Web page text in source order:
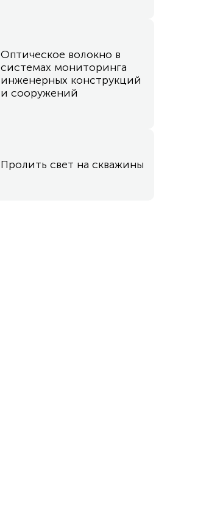
Оптическое волокно в
системах мониторинга
инженерных конструкций
и сооружений
Пролить свет на скважины